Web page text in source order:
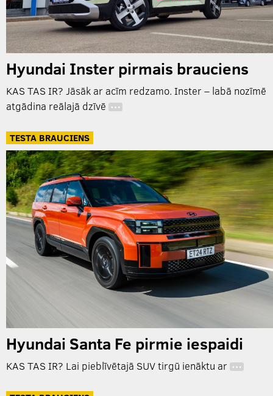
Hyundai Inster pirmais brauciens
KAS TAS IR? Jāsāk ar acīm redzamo. Inster – labā nozīmē
atgādina reālajā dzīvē …
TESTA BRAUCIENS
Hyundai Santa Fe pirmie iespaidi
KAS TAS IR? Lai pieblīvētajā SUV tirgū ienāktu ar …